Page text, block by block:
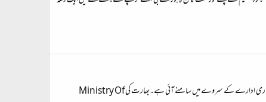
مسلمانوں کا معیارِ زندگی دیگر مذاہب سے کم ہے، بھارتی سرکارکا سروے ئی دہلی…بھارت میں بسنے والے مسلمانوں کا معیارِ زندگی،دیگرمذاہب سے کم ہے۔ یہ بات بھارت کے ایک سرکاری ادارے کے سروے میں سامنے آئی ہے۔بھارت کی Ministry Of